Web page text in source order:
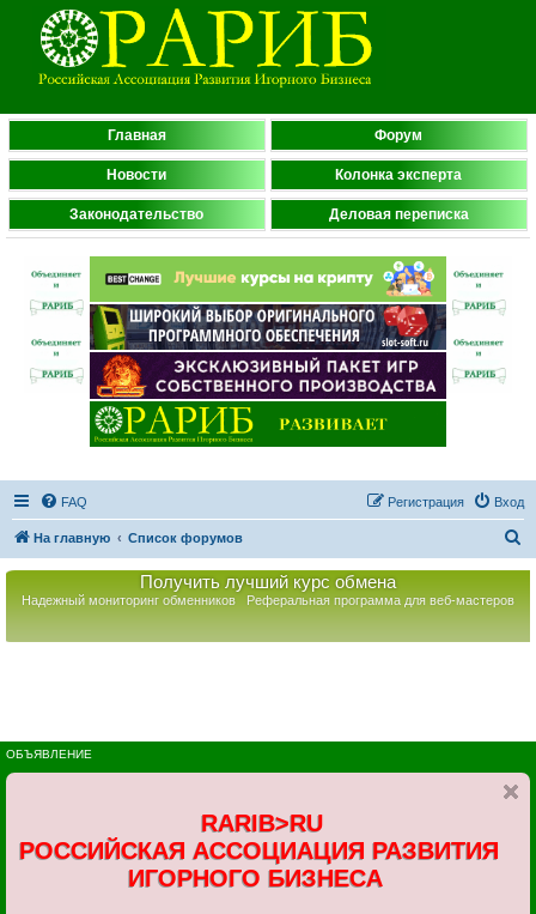
Главная Форум
Новости Колонка эксперта
Законодательство Деловая переписка
FAQ Вход
Регистрация
На главную Список форумов
Получить лучший курс обмена
Надежный мониторинг обменников Реферальная программа для веб-мастеров
ОБЪЯВЛЕНИЕ
RARIB>RU
РОССИЙСКАЯ АССОЦИАЦИЯ РАЗВИТИЯ
ИГОРНОГО БИЗНЕСА